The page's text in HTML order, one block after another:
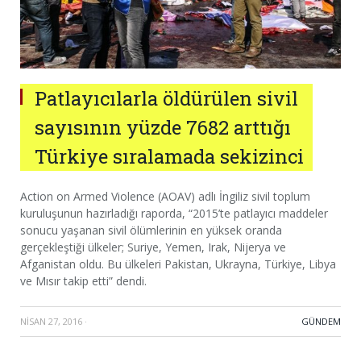
Patlayıcılarla öldürülen sivil
sayısının yüzde 7682 arttığı
Türkiye sıralamada sekizinci
Action on Armed Violence (AOAV) adlı İngiliz sivil toplum
kuruluşunun hazırladığı raporda, “2015’te patlayıcı maddeler
sonucu yaşanan sivil ölümlerinin en yüksek oranda
gerçekleştiği ülkeler; Suriye, Yemen, Irak, Nijerya ve
Afganistan oldu. Bu ülkeleri Pakistan, Ukrayna, Türkiye, Libya
ve Mısır takip etti” dendi.
NISAN 27, 2016 · GÜNDEM